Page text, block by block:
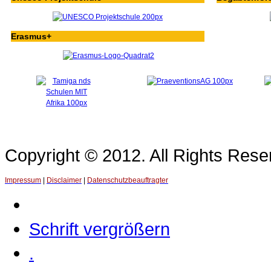
Erasmus+
Copyright © 2012. All Rights
Impressum Disclaimer Datenschutzbeauftragter
Schrift vergrößern
.